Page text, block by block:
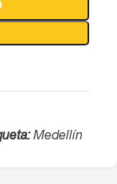
Medellín